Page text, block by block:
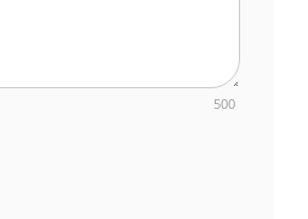
500